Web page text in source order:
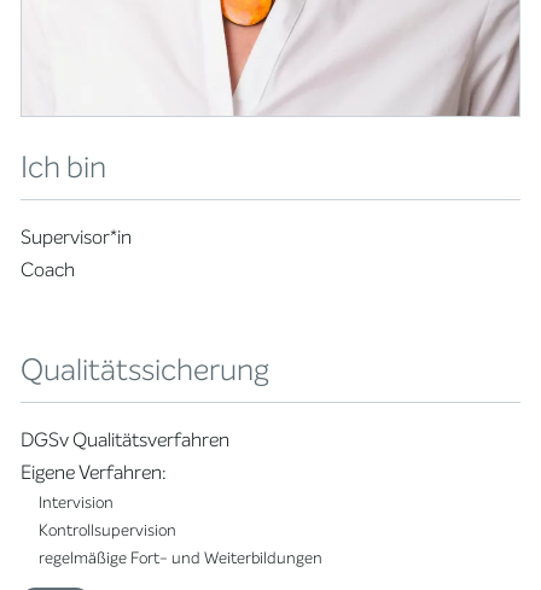
Ich bin
Supervisor*in
Coach
Qualitätssicherung
DGSv Qualitätsverfahren
Eigene Verfahren:
Intervision
Kontrollsupervision
regelmäßige Fort- und Weiterbildungen